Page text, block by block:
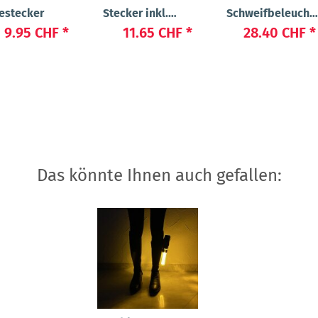
9.95 CHF *
Stecker inkl.
Kabel USB-A auf
11.65 CHF *
"Long 2.0"
28.40 CHF *
Das könnte Ihnen auch gefallen: